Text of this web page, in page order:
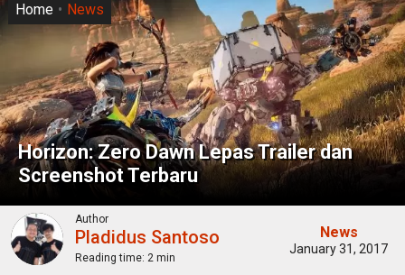
Horizon: Zero Dawn Lepas Trailer dan
Screenshot Terbaru
Home News
Author
Pladidus Santoso
Reading time: 2 min
News
January 31, 2017